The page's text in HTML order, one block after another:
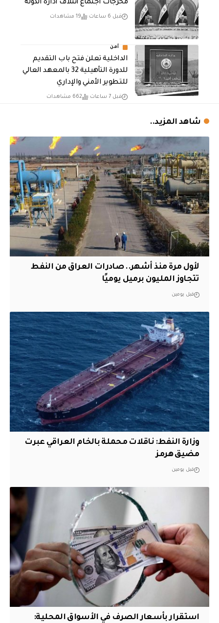
مخرجات اجتماع ائتلاف ادارة الدولة
قبل 6 ساعات 19 مشاهدات
أمن
الداخلية تعلن فتح باب التقديم
للدورة التأهيلية 32 بالمعهد العالي
للتطوير الأمني والإداري
قبل 7 ساعات 662 مشاهدات
شاهد المزيد..
لأول مرة منذ أشهر.. صادرات العراق من النفط
تتجاوز المليون برميل يوميًا
قبل يومين
وزارة النفط: ناقلات محملة بالخام العراقي عبرت
مضيق هرمز
قبل يومين
استقرار بأسعار الصرف في الأسواق المحلية: